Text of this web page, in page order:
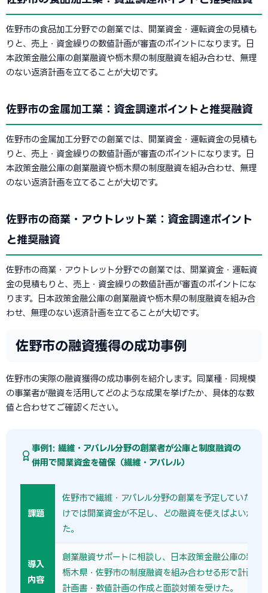
佐野市の食品加工分野での創業では、開業資金・運転資金の見積も
りと、売上・資金繰りの数値計画が審査のポイントになります。日
本政策金融公庫の創業融資や栃木県の制度融資を組み合わせ、無理
のない返済計画を立てることが大切です。
佐野市の金属加工業：資金調達ポイントと推奨融資
佐野市の金属加工分野での創業では、開業資金・運転資金の見積も
りと、売上・資金繰りの数値計画が審査のポイントになります。日
本政策金融公庫の創業融資や栃木県の制度融資を組み合わせ、無理
のない返済計画を立てることが大切です。
佐野市の商業・アウトレット業：資金調達ポイント
と推奨融資
佐野市の商業・アウトレット分野での創業では、開業資金・運転資
金の見積もりと、売上・資金繰りの数値計画が審査のポイントにな
ります。日本政策金融公庫の創業融資や栃木県の制度融資を組み合
わせ、無理のない返済計画を立てることが大切です。
佐野市の融資獲得の成功事例
佐野市の実際の融資獲得の成功事例を紹介します。同業種・同規模
の事業者が融資を活用してどのような成果を挙げたか、具体的な数
値と合わせてご確認ください。
事例1: 繊維・アパレル分野の創業者が公庫と制度融資の
併用で開業資金を確保（繊維・アパレル）
課題
佐野市で繊維・アパレル分野の創業を予定していたが
けでは開業資金が不足し、どの融資を使えばよいか分
た。
導入
内容
創業融資サポートに相談し、日本政策金融公庫の新規
栃木県・佐野市の制度融資を組み合わせる形で計画を
計画書・数値計画の作成と面談対策を受けた。